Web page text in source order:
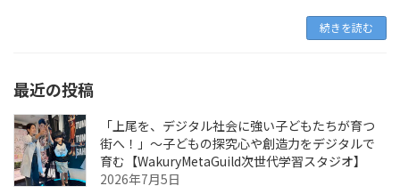
続きを読む
最近の投稿
「上尾を、デジタル社会に強い子どもたちが育つ
街へ！」〜子どもの探究心や創造力をデジタルで
育む【WakuryMetaGuild次世代学習スタジオ】
2026年7月5日